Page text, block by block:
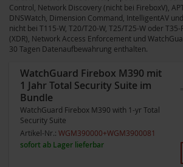
Control, Network Discovery (nicht bei FireboxV),
DNSWatch, Dimension Command, IntelligentAV
nicht bei T115-W, T20/T20-W, T25/T25-W oder T35-
(XDR), Network Access Enforcement und
30 Tagen Datenaufbewahrung enthalten.
WatchGuard Firebox M390 mit
1 Jahr Total Security Suite im
Bundle
WatchGuard Firebox M390 with 1-yr Total
Security Suite
Artikel-Nr.: WGM390000+WGM3900081
sofort ab Lager lieferbar